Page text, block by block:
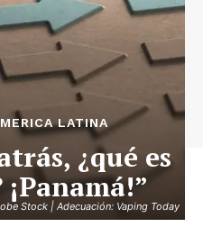
Stock | Adecuación: Vaping Today
LATINA
¿qué es